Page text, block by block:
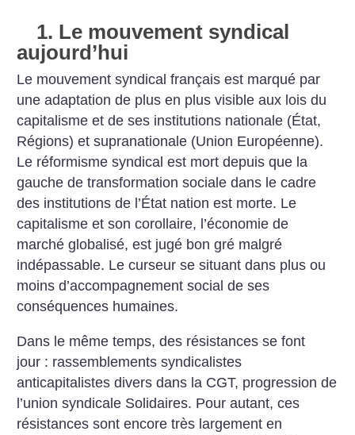
1. Le mouvement syndical
aujourd’hui
Le mouvement syndical français est marqué par
une adaptation de plus en plus visible aux lois du
capitalisme et de ses institutions nationale (État,
Régions) et supranationale (Union Européenne).
Le réformisme syndical est mort depuis que la
gauche de transformation sociale dans le cadre
des institutions de l’État nation est morte. Le
capitalisme et son corollaire, l’économie de
marché globalisé, est jugé bon gré malgré
indépassable. Le curseur se situant dans plus ou
moins d’accompagnement social de ses
conséquences humaines.
Dans le même temps, des résistances se font
jour : rassemblements syndicalistes
anticapitalistes divers dans la CGT, progression de
l’union syndicale Solidaires. Pour autant, ces
résistances sont encore très largement en